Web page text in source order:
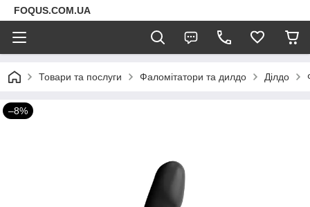
FOQUS.COM.UA
Товари та послуги Фаломітатори та дилдо Ділдо
–8%